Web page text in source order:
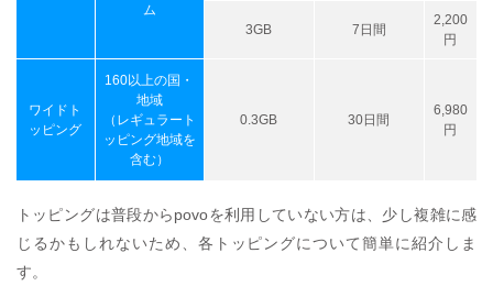
ム
3GB 7日間
2,200
円
ワイドト
ッピング
160以上の国・
地域
（レギュラート
ッピング地域を
含む）
0.3GB 30日間
6,980
円
トッピングは普段からpovoを利用していない方は、少し複雑に感
じるかもしれないため、各トッピングについて簡単に紹介しま
す。